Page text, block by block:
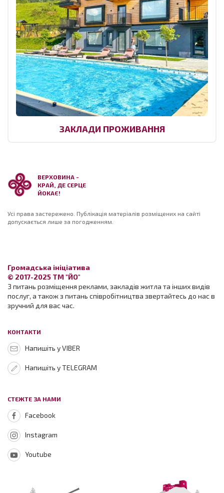
ЗАКЛАДИ ПРОЖИВАННЯ
ВЕРХОВИНА -
КРАЙ, ДЕ СЕРЦЕ
ЙОКАЄ!
Усі права застережено. Публікація матеріалів розміщених на сайті
допускається лише за погодженням.
Громадська ініціатива
© 2017-2025 ТМ "ЙО"
З питань розміщення реклами, закладів житла та інших видів
послуг, а також з питань співробітництва звертайтесь до нас в
зручний для вас час.
КОНТАКТИ
Напишіть у VIBER
Напишіть у TELEGRAM
СТЕЖТЕ ЗА НАМИ
Facebook
Instagram
Youtube